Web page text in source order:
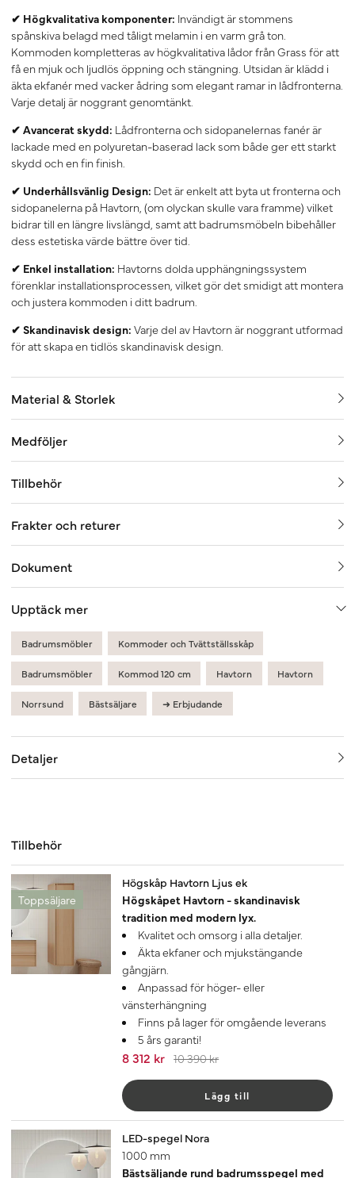
✔ Högkvalitativa komponenter: Invändigt är stommens
spånskiva belagd med tåligt melamin i en varm grå ton.
Kommoden kompletteras av högkvalitativa lådor från Grass för att
få en mjuk och ljudlös öppning och stängning. Utsidan är klädd i
äkta ekfanér med vacker ådring som elegant ramar in lådfronterna.
Varje detalj är noggrant genomtänkt.
✔ Avancerat skydd: Lådfronterna och sidopanelernas fanér är
lackade med en polyuretan-baserad lack som både ger ett starkt
skydd och en fin finish.
✔ Underhållsvänlig Design: Det är enkelt att byta ut fronterna och
sidopanelerna på Havtorn, (om olyckan skulle vara framme) vilket
bidrar till en längre livslängd, samt att badrumsmöbeln bibehåller
dess estetiska värde bättre över tid.
✔ Enkel installation: Havtorns dolda upphängningssystem
förenklar installationsprocessen, vilket gör det smidigt att montera
och justera kommoden i ditt badrum.
✔ Skandinavisk design: Varje del av Havtorn är noggrant utformad
för att skapa en tidlös skandinavisk design.
Material & Storlek
Medföljer
Tillbehör
Frakter och returer
Dokument
Upptäck mer
Badrumsmöbler Kommoder och Tvättställsskåp
Badrumsmöbler Kommod 120 cm Havtorn Havtorn
Norrsund Bästsäljare ➜ Erbjudande
Detaljer
Tillbehör
Toppsäljare
Högskåp Havtorn Ljus ek
Högskåpet Havtorn - skandinavisk
tradition med modern lyx.
Kvalitet och omsorg i alla detaljer.
Äkta ekfaner och mjukstängande
gångjärn.
Anpassad för höger- eller
vänsterhängning
Finns på lager för omgående leverans
5 års garanti!
8 312 kr 10 390 kr
Lägg till
LED-spegel Nora
1000 mm
Bästsäljande rund badrumsspegel med